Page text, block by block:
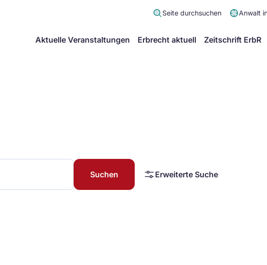
Seite durchsuchen Anwalt
Aktuelle Veranstaltungen Erbrecht aktuell Zeitschrift ErbR
Suchen Erweiterte Suche